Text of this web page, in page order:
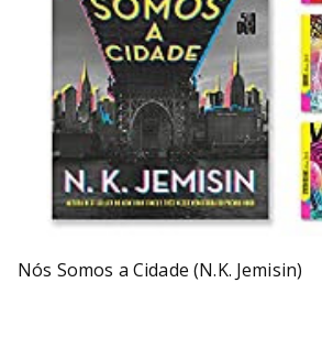
Nós Somos a Cidade (N.K. Jemisin)